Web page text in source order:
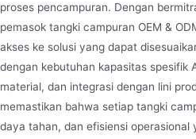
air untuk membuat sirup. Ini
dalam proses produksi
yang dipanggang, dll.
proses pencampuran. Dengan
pemasok tangki campuran OEM &
akses ke solusi yang dapat
dengan kebutuhan kapasitas spesifik
material, dan integrasi dengan lini
memastikan bahwa setiap tangki
daya tahan, dan efisiensi operasional